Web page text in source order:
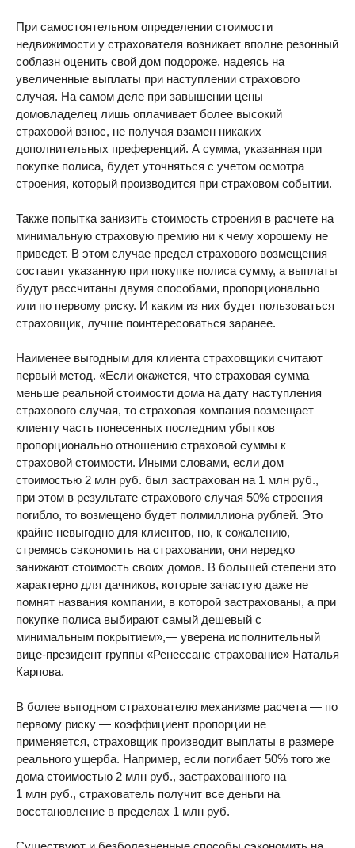
При самостоятельном определении стоимости
недвижимости у страхователя возникает вполне резонный
соблазн оценить свой дом подороже, надеясь на
увеличенные выплаты при наступлении страхового
случая. На самом деле при завышении цены
домовладелец лишь оплачивает более высокий
страховой взнос, не получая взамен никаких
дополнительных преференций. А сумма, указанная при
покупке полиса, будет уточняться с учетом осмотра
строения, который производится при страховом событии.
Также попытка занизить стоимость строения в расчете на
минимальную страховую премию ни к чему хорошему не
приведет. В этом случае предел страхового возмещения
составит указанную при покупке полиса сумму, а выплаты
будут рассчитаны двумя способами, пропорционально
или по первому риску. И каким из них будет пользоваться
страховщик, лучше поинтересоваться заранее.
Наименее выгодным для клиента страховщики считают
первый метод. «Если окажется, что страховая сумма
меньше реальной стоимости дома на дату наступления
страхового случая, то страховая компания возмещает
клиенту часть понесенных последним убытков
пропорционально отношению страховой суммы к
страховой стоимости. Иными словами, если дом
стоимостью 2 млн руб. был застрахован на 1 млн руб.,
при этом в результате страхового случая 50% строения
погибло, то возмещено будет полмиллиона рублей. Это
крайне невыгодно для клиентов, но, к сожалению,
стремясь сэкономить на страховании, они нередко
занижают стоимость своих домов. В большей степени это
характерно для дачников, которые зачастую даже не
помнят названия компании, в которой застрахованы, а при
покупке полиса выбирают самый дешевый с
минимальным покрытием»,— уверена исполнительный
вице-президент группы «Ренессанс страхование» Наталья
Карпова.
В более выгодном страхователю механизме расчета — по
первому риску — коэффициент пропорции не
применяется, страховщик производит выплаты в размере
реального ущерба. Например, если погибает 50% того же
дома стоимостью 2 млн руб., застрахованного на
1 млн руб., страхователь получит все деньги на
восстановление в пределах 1 млн руб.